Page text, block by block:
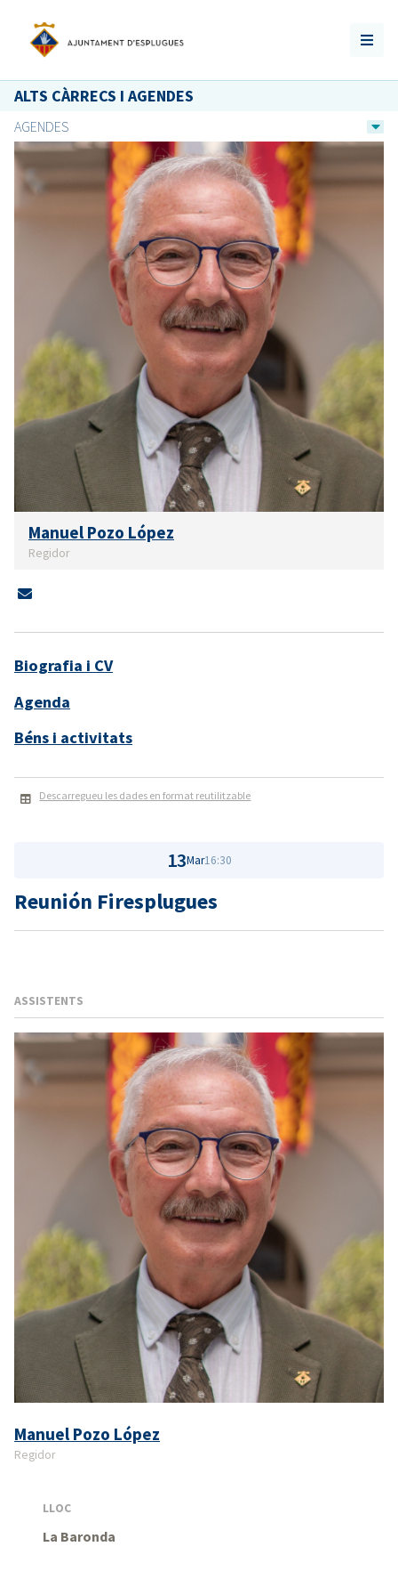
ALTS CÀRRECS I AGENDES
AGENDES
Manuel Pozo López
Regidor
Biografia i CV
Agenda
Béns i activitats
Descarregueu les dades en format reutilitzable
13Mar16:30
Reunión Firesplugues
ASSISTENTS
Manuel Pozo López
Regidor
LLOC
La Baronda